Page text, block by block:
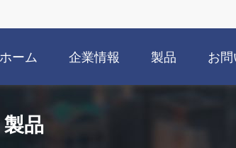
ホーム 企業情報 製品 お
品